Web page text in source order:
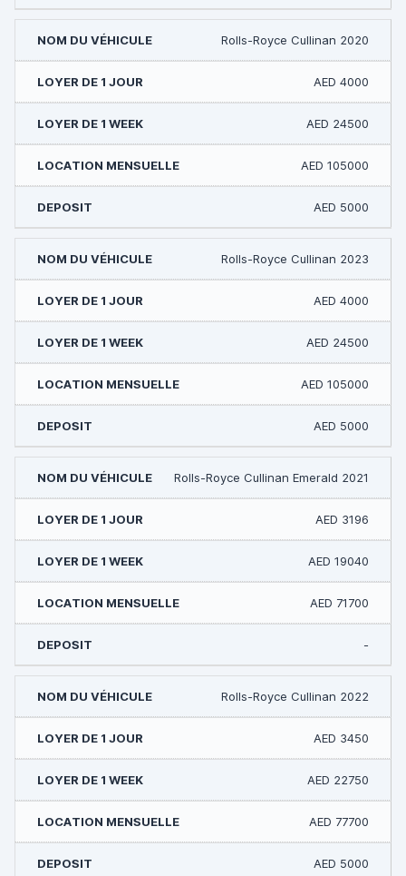
Rolls-Royce Cullinan 2020
AED 4000
AED 24500
AED 105000
AED 5000
Rolls-Royce Cullinan 2023
AED 4000
AED 24500
AED 105000
AED 5000
Rolls-Royce Cullinan Emerald 2021
AED 3196
AED 19040
AED 71700
-
Rolls-Royce Cullinan 2022
AED 3450
AED 22750
AED 77700
AED 5000